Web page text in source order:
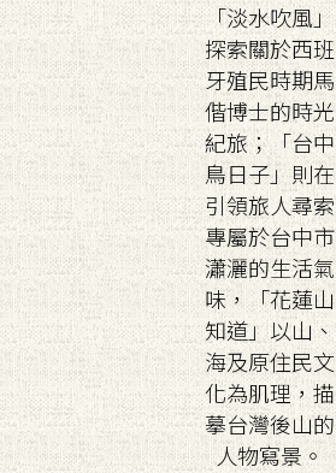
「淡水吹風」
探索關於西班
牙殖民時期馬
偕博士的時光
紀旅；「台中
鳥日子」則在
引領旅人尋索
專屬於台中市
瀟灑的生活氣
味，「花蓮山
知道」以山、
海及原住民文
化為肌理，描
摹台灣後山的
人物寫景。